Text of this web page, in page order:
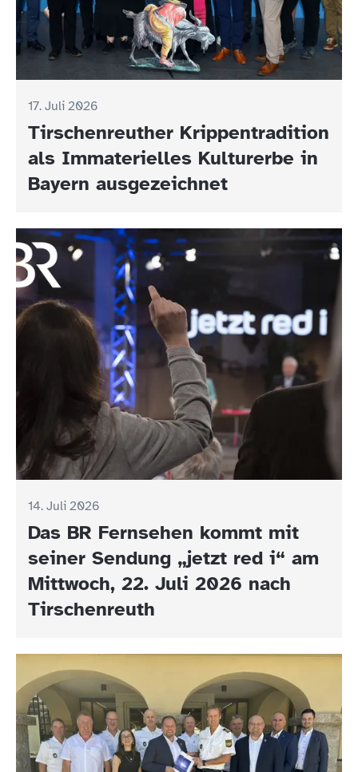
17. Juli 2026
Tirschenreuther Krippentradition
als Immaterielles Kulturerbe in
Bayern ausgezeichnet
14. Juli 2026
Das BR Fernsehen kommt mit
seiner Sendung „jetzt red i“ am
Mittwoch, 22. Juli 2026 nach
Tirschenreuth